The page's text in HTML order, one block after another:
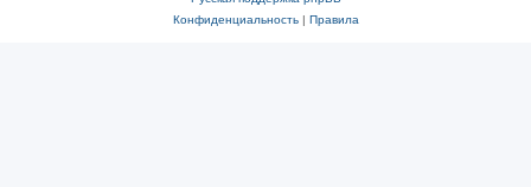
Конфиденциальность| Правила